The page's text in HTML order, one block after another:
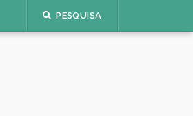
PESQUISA